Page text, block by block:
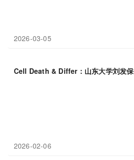
2026-03-05
Cell Death & Differ：山东大学刘发
2026-02-06